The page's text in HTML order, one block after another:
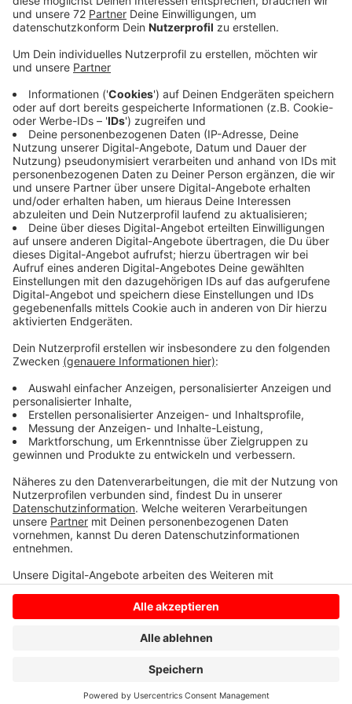
In beiden Fällen trug er ein Messer bei sich, offenbar
befand er sich in einem psychischen Ausnahmezustand
und stand unter dem Einfluss von Drogen. Erst war der
Mann in Darfeld aufgefallen. Er hatte sich in ein
unverschlossenes Auto gesetzt. Als der Besitzer ihn
ansprach, stellte er ein Messer in der Hand des
Mannes fest und alarmierte die Polizei. Doch der Mann
stieg aus dem Auto, lief zu einem Haus und klingelte
an einer Wohnungstür – mit dem Messer in der Hand.
Die Polizisten zogen ihre Waffen und ihnen gelang es,
den Mann festzunehmen. Weil er erheblich unter
Drogen stand, kam er in ein Krankenhaus. Am Sonntag
war der Mann in Appelhülsen unterwegs und werkelte
an einem Haus. Ein Zeuge sprach den Mann an,
daraufhin zog dieser ein Fleischermesser aus der
Tasche. Wieder gelang es der Polizei den Mann
festzunehmen. Weil er auf der Wache randalierte und
versuchte, sich zu verletzten, kam er in eine
Psychiatrie.
Anzeige
Anzeige